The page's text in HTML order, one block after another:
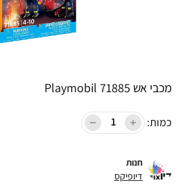
מכבי אש Playmobil 71885
כמות:
חנות
דיופיקס